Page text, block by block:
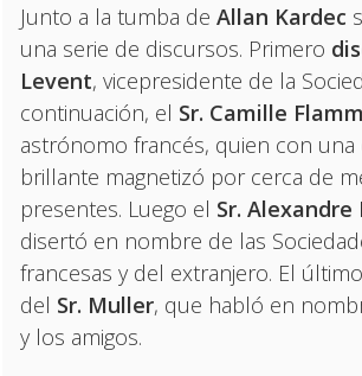
Junto a la tumba deAllan Kardec
una serie de discursos. Primero
Levent, vicepresidente de la
continuación, el Sr. Camille
astrónomo francés, quien con una
brillante magnetizó por cerca de
presentes. Luego el Sr. Alexandre
disertó en nombre de las
francesas y del extranjero. El
del Sr. Muller, que habló en
y los amigos.